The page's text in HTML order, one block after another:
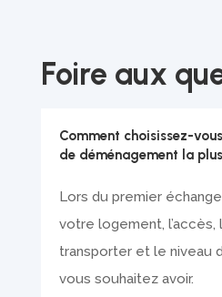
Foire aux
Comment choisissez-
de déménagement la
Lors du premier
votre logement, l’accès,
transporter et le niveau
vous souhaitez avoir.